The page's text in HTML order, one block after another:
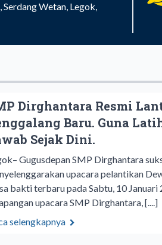
Wetan, Legok,
Dirghantara Resmi
Baru. Guna
Sejak Dini.
Gugusdepan SMP Dirghantara
upacara pelantikan
bakti terbaru pada Sabtu, 10
upacara SMP Dirghantara, [....]
selengkapnya